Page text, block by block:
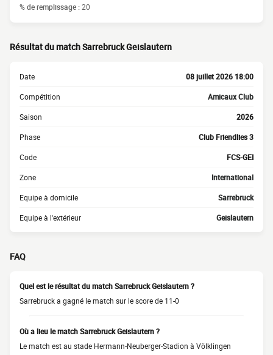
% de remplissage :20
Résultat du match Sarrebruck Geislautern
Date 08 juillet 2026 18:00
Compétition Amicaux Club
Saison 2026
Phase Club Friendlies 3
Code FCS-GEI
Zone International
Equipe à domicile Sarrebruck
Equipe à l'extérieur Geislautern
FAQ
Quel est le résultat du match Sarrebruck Geislautern ?
Sarrebruck a gagné le match sur le score de 11-0
Où a lieu le match Sarrebruck Geislautern ?
Le match est au stade Hermann-Neuberger-Stadion à Völklingen